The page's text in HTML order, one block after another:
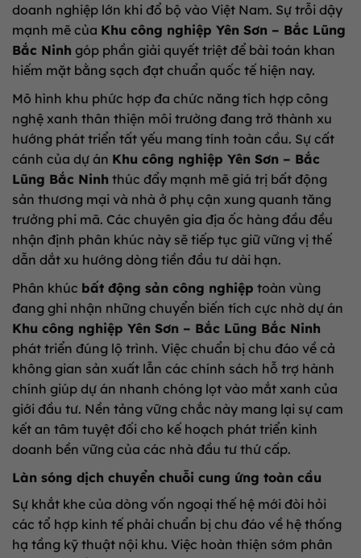
doanh nghiệp lớn khi đổ bộ vào Việt Nam. Sự trỗi dậy
mạnh mẽ của Khu công nghiệp Yên Sơn – Bắc Lũng
Bắc Ninh góp phần giải quyết triệt để bài toán khan
hiếm mặt bằng sạch đạt chuẩn quốc tế hiện nay.
Mô hình khu phức hợp đa chức năng tích hợp công
nghệ xanh thân thiện môi trường đang trở thành xu
hướng phát triển tất yếu mang tính toàn cầu. Sự cất
cánh của dự án Khu công nghiệp Yên Sơn – Bắc
Lũng Bắc Ninh thúc đẩy mạnh mẽ giá trị bất động
sản thương mại và nhà ở phụ cận xung quanh tăng
trưởng phi mã. Các chuyên gia địa ốc hàng đầu đều
nhận định phân khúc này sẽ tiếp tục giữ vững vị thế
dẫn dắt xu hướng dòng tiền đầu tư dài hạn.
Phân khúc bất động sản công nghiệp toàn vùng
đang ghi nhận những chuyển biến tích cực nhờ dự án
Khu công nghiệp Yên Sơn – Bắc Lũng Bắc Ninh
phát triển đúng lộ trình. Việc chuẩn bị chu đáo về cả
không gian sản xuất lẫn các chính sách hỗ trợ hành
chính giúp dự án nhanh chóng lọt vào mắt xanh của
giới đầu tư. Nền tảng vững chắc này mang lại sự cam
kết an tâm tuyệt đối cho kế hoạch phát triển kinh
doanh bền vững của các nhà đầu tư thứ cấp.
Làn sóng dịch chuyển chuỗi cung ứng toàn cầu
Sự khắt khe của dòng vốn ngoại thế hệ mới đòi hỏi
các tổ hợp kinh tế phải chuẩn bị chu đáo về hệ thống
hạ tầng kỹ thuật nội khu. Việc hoàn thiện sớm phân